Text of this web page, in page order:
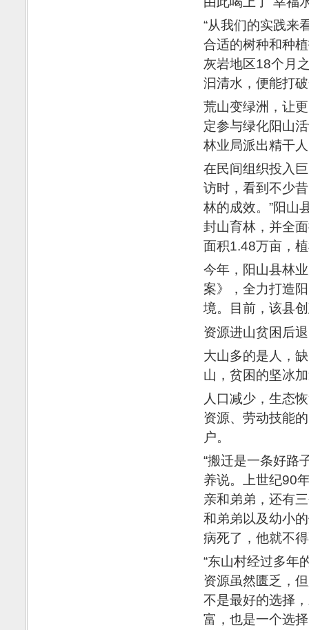
“从我们的实践来
合适的树种和种
灰岩地区18个月
汩清水，便能打
荒山变绿洲，让
定参与绿化阳山
林业局派出精干
在民间组织投入
访时，看到不少
林的成效。”阳山
封山育林，并全
面积1.48万亩，
今年，阳山县林
案》，全力打造
境。目前，该县
资源进山贫困后退
大山多的是人，
山，贫困的坚冰
人口减少，生态
资源、劳动技能
户。
“搬迁是一条好路
养说。上世纪90
亲和弟弟，还有
和弟弟以及幼小
病死了，他就不
“东山村经过多年
资源虽然匮乏，
不是最好的选择
富，也是一个选